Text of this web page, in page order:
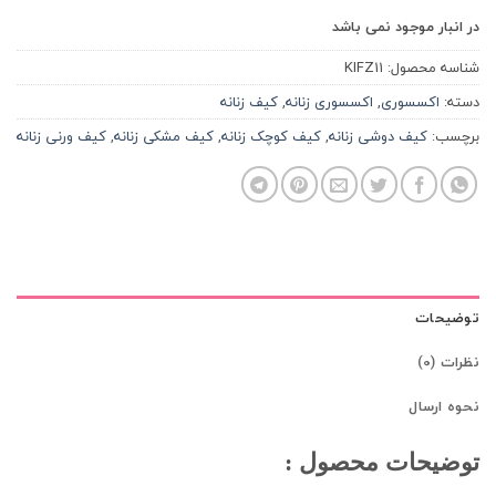
در انبار موجود نمی باشد
شناسه محصول: KIFZ11
دسته: اکسسوری,اکسسوری زنانه,کیف زنانه
برچسب: کیف دوشی زنانه,کیف کوچک زنانه,کیف مشکی زنانه,کیف ورنی زنانه
توضیحات
نظرات (0)
نحوه ارسال
توضیحات محصول :